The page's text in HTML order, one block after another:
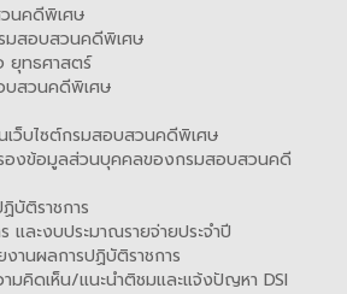
นคดีพิเศษ
สอบสวนคดีพิเศษ
ยุทธศาสตร์
บสวนคดีพิเศษ
เว็บไซต์กรมสอบสวนคดีพิเศษ
องข้อมูลส่วนบุคคลของกรมสอบสวนคดี
บัติราชการ
และงบประมาณรายจ่ายประจำปี
งานผลการปฏิบัติราชการ
มคิดเห็น/แนะนำติชมและแจ้งปัญหา DSI